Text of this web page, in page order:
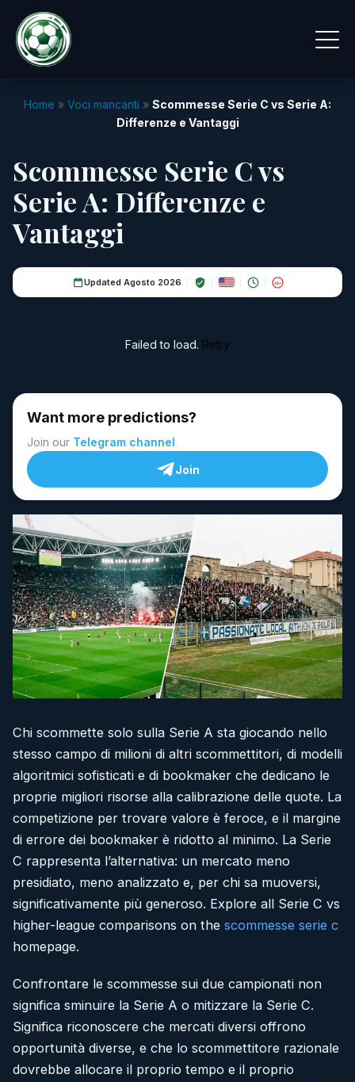
Home » Voci mancanti » Scommesse Serie C vs Serie A:
Differenze e Vantaggi
Scommesse Serie C vs
Serie A: Differenze e
Vantaggi
Updated Agosto 2026 18+
Failed to load. Retry
Want more predictions?
Join our Telegram channel
Join
Chi scommette solo sulla Serie A sta giocando nello
stesso campo di milioni di altri scommettitori, di modelli
algoritmici sofisticati e di bookmaker che dedicano le
proprie migliori risorse alla calibrazione delle quote. La
competizione per trovare valore è feroce, e il margine
di errore dei bookmaker è ridotto al minimo. La Serie
C rappresenta l’alternativa: un mercato meno
presidiato, meno analizzato e, per chi sa muoversi,
significativamente più generoso. Explore all Serie C vs
higher-league comparisons on the scommesse serie c
homepage.
Confrontare le scommesse sui due campionati non
significa sminuire la Serie A o mitizzare la Serie C.
Significa riconoscere che mercati diversi offrono
opportunità diverse, e che lo scommettitore razionale
dovrebbe allocare il proprio tempo e il proprio